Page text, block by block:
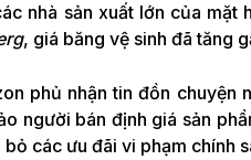
nhà sản xuất lớn của
, giá băng vệ sinh đã tăng
phủ nhận tin đồn chuyện
người bán định giá sản
các ưu đãi vi phạm chính